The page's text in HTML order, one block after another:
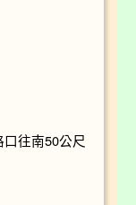
往南50公尺